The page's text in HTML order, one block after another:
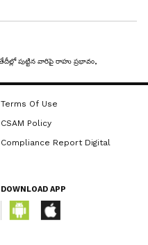
Terms Of Use
CSAM Policy
Compliance Report Digital
DOWNLOAD APP